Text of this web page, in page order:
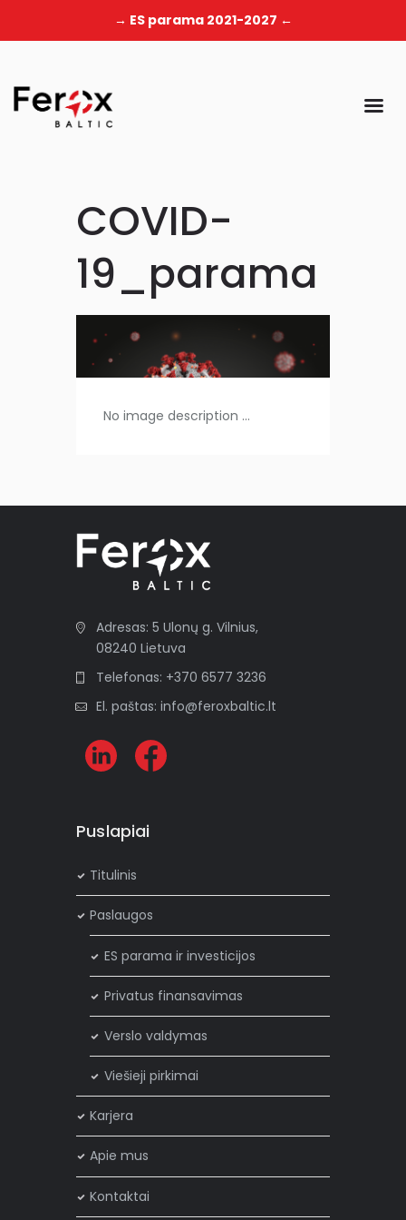
→ ES parama 2021-2027 ←
COVID-
19_parama
No image description ...
Adresas: 5 Ulonų g. Vilnius,
08240 Lietuva
Telefonas: +370 6577 3236
El. paštas: info@feroxbaltic.lt
Puslapiai
Titulinis
Paslaugos
ES parama ir investicijos
Privatus finansavimas
Verslo valdymas
Viešieji pirkimai
Karjera
Apie mus
Kontaktai